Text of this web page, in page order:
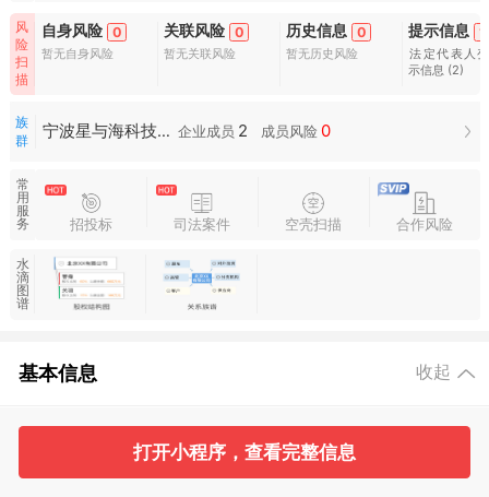
风
险
扫
描
自身风险 0
暂无自身风险
关联风险 0
暂无关联风险
历史信息 0
暂无历史风险
提示信息
法定代表人
示信息 (2)
族
群
宁波星与海科技有限公司族群 企业成员 2 成员风险 0
常
用
服
务
招投标 司法案件 空壳扫描 合作风险
水
滴
图
谱
基本信息 收起
2
打开小程序，查看完整信息